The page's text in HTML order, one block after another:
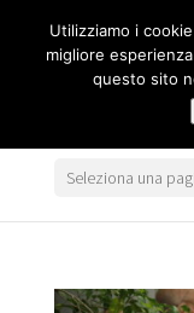
Seleziona una
Utilizziamo i
migliore
questo sito